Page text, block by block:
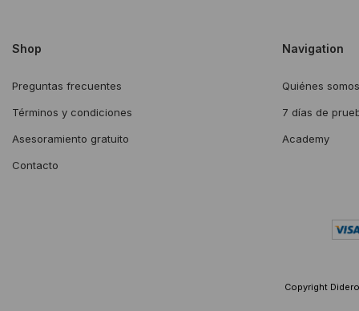
Shop
Preguntas frecuentes
Términos y condiciones
Asesoramiento gratuito
Contacto
Navigation
Quiénes somos
7 días de
Academy
Copyright